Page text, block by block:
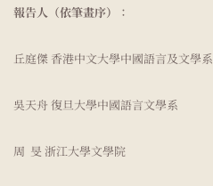
報告人（依筆畫序）：
丘庭傑 香港中文大學中國語言及文學系
吳天舟 復旦大學中國語言文學系
周 旻 浙江大學文學院